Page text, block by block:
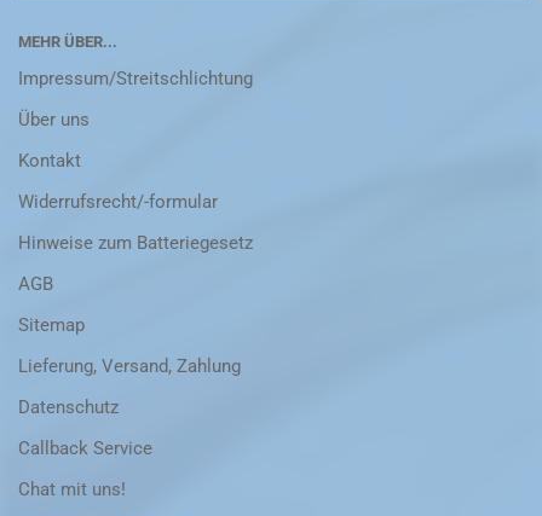
MEHR ÜBER...
Impressum/Streitschlichtung
Über uns
Kontakt
Widerrufsrecht/-formular
Hinweise zum Batteriegesetz
AGB
Sitemap
Lieferung, Versand, Zahlung
Datenschutz
Callback Service
Chat mit uns!